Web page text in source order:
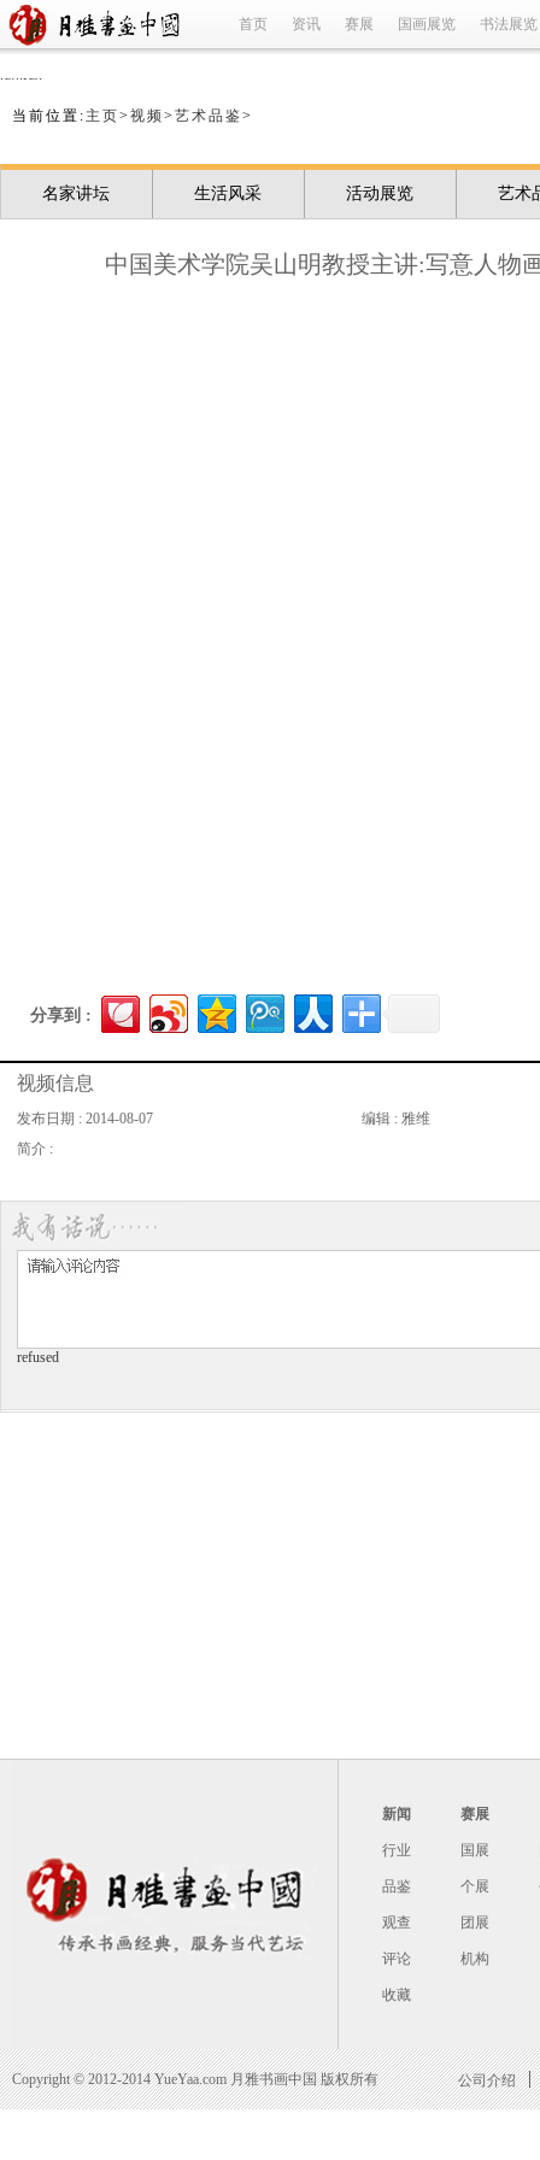
首页 资讯 赛展 国画展览 书法展览
refused
当前位置: 主页> 视频> 艺术品鉴>
名家讲坛 生活风采 活动展览 艺术
中国美术学院吴山明教授主讲:写意人物
分享到 :
视频信息
发布日期 : 2014-08-07
编辑 : 雅维
简介 :
refused
新闻
行业
品鉴
观查
评论
收藏
赛展
国展
个展
团展
机构
Copyright © 2012-2014 YueYaa.com 月雅书画中国 版权所有 公司介绍